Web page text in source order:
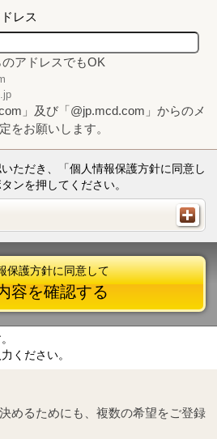
レス
アドレスでもOK
」及び「@jp.mcd.com」からのメ
をお願いします。
ただき、「個人情報保護方針に同意し
ンを押してください。
保護方針に同意して
容を確認する
ください。
めるためにも、複数の希望をご登録